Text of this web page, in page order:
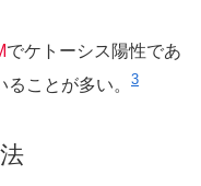
でケトーシス陽性であ
ことが多い。 3